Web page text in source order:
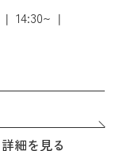
14:30~
詳細を見る